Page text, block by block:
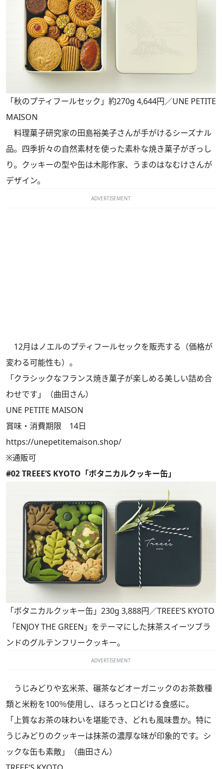
「秋のプティフールセック」約270g 4,644円／UNE PETITE
MAISON
料理菓子研究家の田島裕美子さんが手がけるシーズナル
品。四季折々の自然素材を使った素朴な焼き菓子がぎっし
り。クッキーの型や缶は木彫作家、うまのはなむけさんが
デザイン。
ADVERTISEMENT
12月はノエルのプティフールセックを販売する（価格が
変わる可能性も）。
「クラシックなフランス焼き菓子が楽しめる美しい詰め合
わせです」（曲田さん）
UNE PETITE MAISON
賞味・消費期限 14日
https://unepetitemaison.shop/
※通販可
#02 TREEE’S KYOTO「ボタニカルクッキー缶」
「ボタニカルクッキー缶」230g 3,888円／TREEE’S KYOTO
「ENJOY THE GREEN」をテーマにした抹茶スイーツブラ
ンドのグルテンフリークッキー。
ADVERTISEMENT
うじみどりや玄米茶、碾茶などオーガニックのお茶数種
類と米粉を100％使用し、ほろっと口どける食感に。
「上質なお茶の味わいを堪能でき、どれも風味豊か。特に
うじみどりのクッキーは抹茶の濃厚な味が印象的です。シ
ックな缶も素敵」（曲田さん）